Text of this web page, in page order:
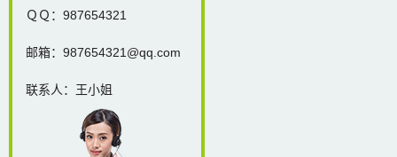
ＱＱ：987654321
邮箱：987654321@qq.com
联系人：王小姐